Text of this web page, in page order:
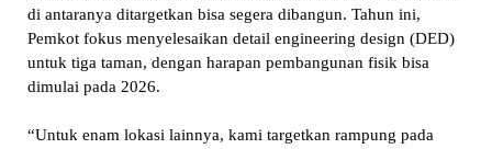
di antaranya ditargetkan bisa segera dibangun. Tahun ini,
Pemkot fokus menyelesaikan detail engineering design (DED)
untuk tiga taman, dengan harapan pembangunan fisik bisa
dimulai pada 2026.
“Untuk enam lokasi lainnya, kami targetkan rampung pada